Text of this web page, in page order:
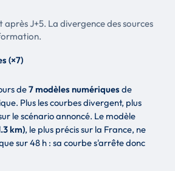
J+5. La divergence des sources
(×7)
de7 modèles numériques de
Plus les courbes divergent, plus
le scénario annoncé. Le modèle
km), le plus précis sur la France, ne
sur 48 h : sa courbe s'arrête donc